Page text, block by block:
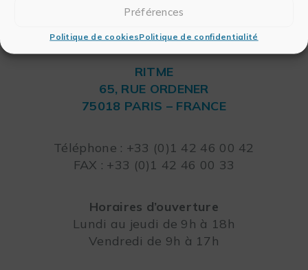
Préférences
Politique de cookiesPolitique de confidentialité
RITME
65, RUE ORDENER
75018 PARIS – FRANCE
Téléphone : +33 (0)1 42 46 00 42
FAX : +33 (0)1 42 46 00 33
Horaires d’ouverture
Lundi au jeudi de 9h à 18h
Vendredi de 9h à 17h